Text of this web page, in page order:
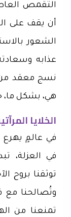
التقمص
أن يقف على
الشعور
عذابه
نسج معقد من
هي، بشكل ما،
الخلايا
في عالمٍ
في العزلة،
توثقنا بروح
وتُصالحنا مع
تمنعنا من